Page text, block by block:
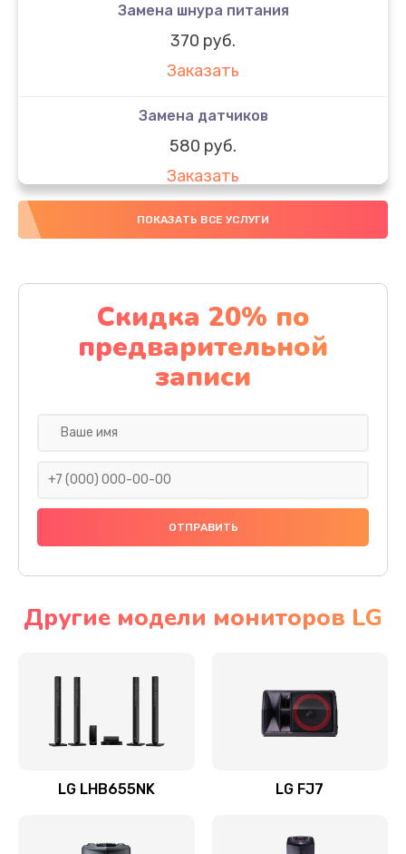
Замена шнура питания
370 руб.
Заказать
Замена датчиков
580 руб.
Заказать
Комплексная чистка
Заказать
Замена дисплея (экрана)
2000 руб.
Заказать
Ремонт платы электроники
Прошивка
Ремонт / замена кнопок, клавиш, индикаторов,
ПОКАЗАТЬ ВСЕ УСЛУГИ
Скидка 20% по
предварительной
записи
Другие модели мониторов LG
LG LHB655NK LG FJ7